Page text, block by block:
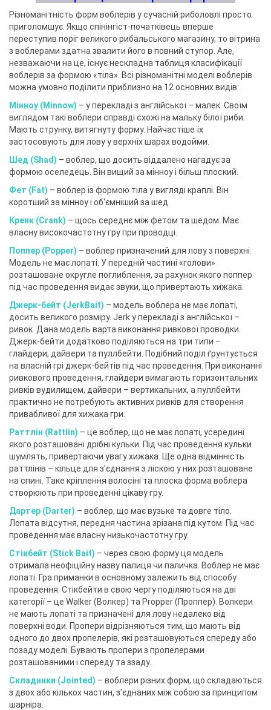
Різноманітність форм воблерів у сучасній риболовлі просто
приголомшує. Якщо спінінгіст-початківець вперше
переступив поріг великого рибальського магазину, то вітрина
з воблерами здатна звалити його в повний ступор. Але,
незважаючи на це, існує нескладна таблиця класифікації
воблерів за формою «тіла». Всі різноманітні моделі воблерів
можна умовно поділити приблизно на 12 основних видів:
Мінноу (Minnow) – у перекладі з англійської – малек. Своїм
виглядом такі воблери справді схожі на мальку білої риби.
Мають струнку, витягнуту форму. Найчастіше їх
застосовують для лову у верхніх шарах водойми.
Шед (Shad) – воблер, що досить віддалено нагадує за
формою оселедець. Він вищий за мінноу і більш плоский.
Фет (Fat) – воблер із формою тіла у вигляді краплі. Він
коротший за мінноу і об'ємніший за шед.
Кренк (Crank) – щось середнє між фетом та шедом. Має
власну високочастотну гру при проводці.
Поппер (Popper) – воблер призначений для лову з поверхні.
Модель не має лопаті. У передній частині «голови»
розташоване округле поглиблення, за рахунок якого поппер
під час проведення видає звуки, що привертають хижака.
Джерк-бейт (JerkBait) – модель воблера не має лопаті,
досить великого розміру. Jerk у перекладі з англійської –
ривок. Дана модель варта виконання ривкової проводки.
Джерк-бейти додатково поділяються на три типи –
глайдери, дайвери та пуллбейти. Подібний поділ ґрунтується
на власній грі джерк-бейтів під час проведення. При виконанні
ривкового проведення, глайдери вимагають горизонтальних
ривків вудилищем, дайвери – вертикальних, а пуллбейти
практично не потребують активних ривків для створення
привабливої ​​для хижака гри.
Раттлін (Rattlin) – це воблер, що не має лопаті, усередині
якого розташовані дрібні кульки. Під час проведення кульки
шумлять, привертаючи увагу хижака. Ще одна відмінність
раттлінів – кільце для з'єднання з ліскою у них розташоване
на спині. Таке кріплення волосіні та плоска форма воблера
створюють при проведенні цікаву гру.
Дартер (Darter) – воблер, що має вузьке та довге тіло.
Лопата відсутня, передня частина зрізана під кутом. Під час
проведення має власну низькочастотну гру.
Стікбейт (Stick Bait) – через свою форму ця модель
отримала неофіційну назву палиця чи паличка. Воблер не має
лопаті. Гра приманки в основному залежить від способу
проведення. Стікбейти в свою чергу поділяються на дві
категорії – це Walker (Волкер) та Propper (Проппер). Волкери
не мають лопаті та призначені для лову недалеко від
поверхні води. Пропери відрізняються тим, що мають від
одного до двох пропелерів, які розташовуються спереду або
позаду моделі. Бувають пропери з пропелерами
розташованими і спереду та ззаду.
Складники (Jointed) – воблери різних форм, що складаються
з двох або кількох частин, з'єднаних між собою за принципом
шарніра.